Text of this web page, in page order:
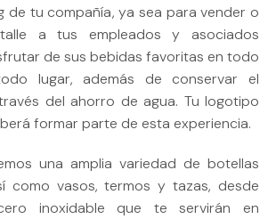
de tu compañía, ya sea para vender o
a tus empleados y asociados
de sus bebidas favoritas en todo
lugar, además de conservar el
del ahorro de agua. Tu logotipo
formar parte de esta experiencia.
una amplia variedad de botellas
como vasos, termos y tazas, desde
inoxidable que te servirán en